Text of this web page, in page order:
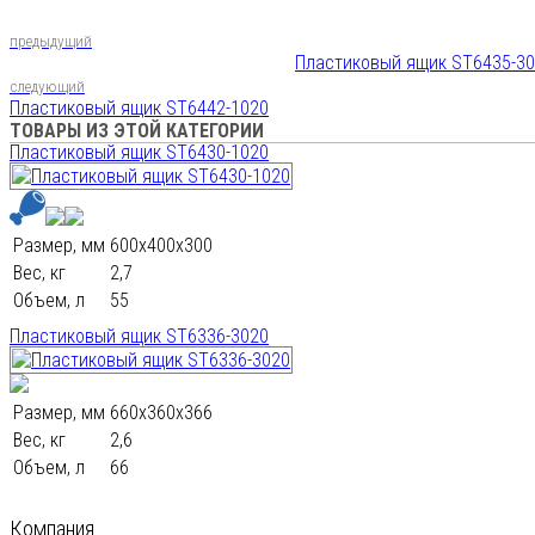
предыдущий
Пластиковый ящик ST6435-
следующий
Пластиковый ящик ST6442-1020
ТОВАРЫ ИЗ ЭТОЙ КАТЕГОРИИ
Пластиковый ящик ST6430-1020
Размер, мм 600х400х300
Вес, кг
2,7
Объем, л
55
Пластиковый ящик ST6336-3020
Размер, мм 660х360х366
Вес, кг
2,6
Объем, л
66
Компания